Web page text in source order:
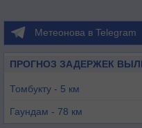
Метеонова в Telegram
ПРОГНОЗ ЗАДЕРЖЕК
Томбукту - 5 км
Гаундам - 78 км